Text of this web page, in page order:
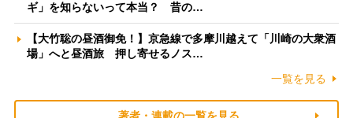
ギ」を知らないって本当？ 昔の…
【大竹聡の昼酒御免！】京急線で多摩川越えて「川崎の大衆酒
場」へと昼酒旅 押し寄せるノス…
一覧を見る